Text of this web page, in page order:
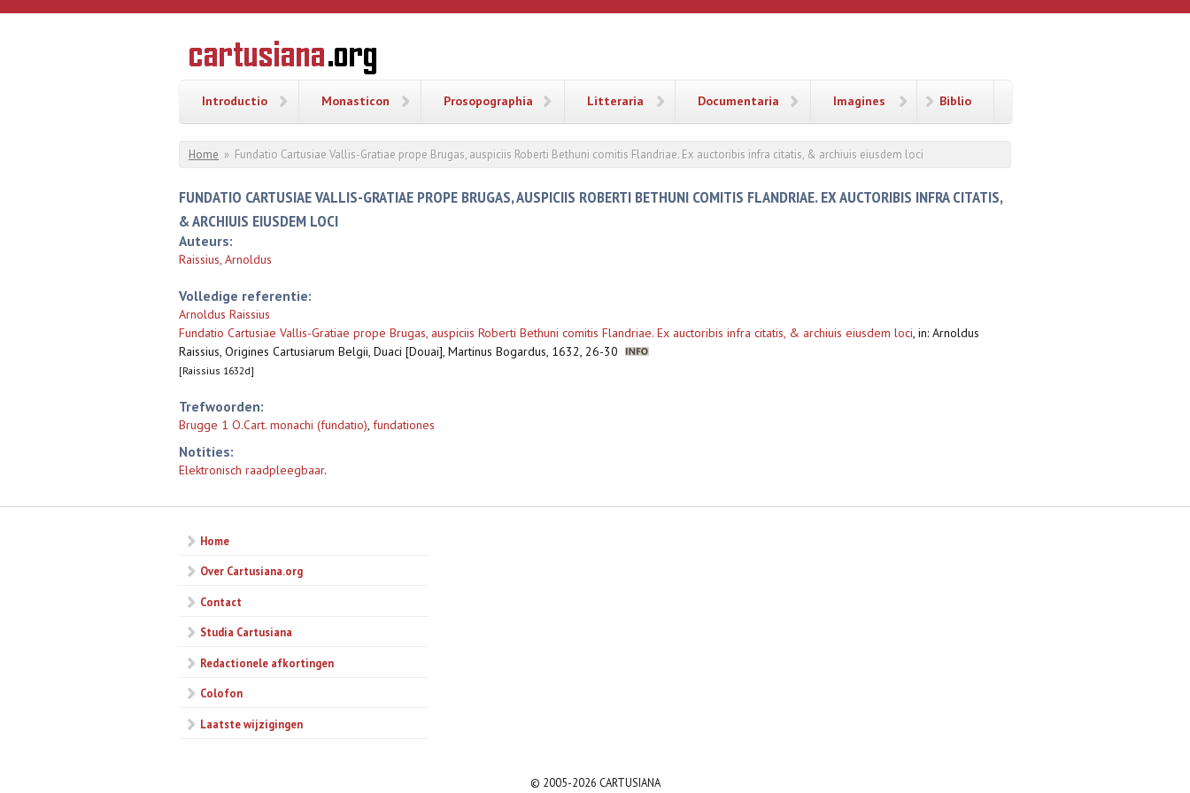
Overslaan en naar de inhoud gaan
CARTUSIANA
Geschiedenis
van de
Introductio Monasticon Prosopographia Litteraria Documentaria Imagines Biblio
U bent hier
Home » Fundatio Cartusiae Vallis-Gratiae prope Brugas, auspiciis Roberti Bethuni comitis Flandriae. Ex auctoribis infra citatis, & archiuis eiusdem loci
FUNDATIO CARTUSIAE VALLIS-GRATIAE PROPE BRUGAS, AUSPICIIS ROBERTI BETHUNI COMITIS FLANDRIAE. EX AUCTORIBIS INFRA CITATIS,
& ARCHIUIS EIUSDEM LOCI
Auteurs:
Raissius, Arnoldus
Volledige referentie:
Arnoldus Raissius
Fundatio Cartusiae Vallis-Gratiae prope Brugas, auspiciis Roberti Bethuni comitis Flandriae. Ex auctoribis infra citatis, & archiuis eiusdem loci, in: Arnoldus
Raissius, Origines Cartusiarum Belgii, Duaci [Douai], Martinus Bogardus, 1632, 26-30
[Raissius 1632d]
Trefwoorden:
Brugge 1 O.Cart. monachi (fundatio), fundationes
Notities:
Elektronisch raadpleegbaar.
Home
Over Cartusiana.org
Contact
Studia Cartusiana
Redactionele afkortingen
Colofon
Laatste wijzigingen
© 2005-2026 CARTUSIANA